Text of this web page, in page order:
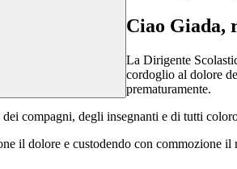
Ciao Giada,
La Dirigente
cordoglio al dolore
prematuramente.
compagni, degli insegnanti e di tutti
il dolore e custodendo con commozione il